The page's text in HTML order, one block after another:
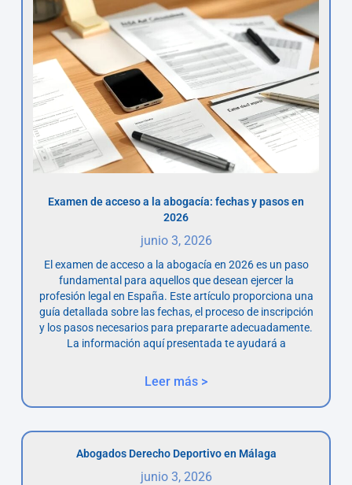
Examen de acceso a la abogacía: fechas y pasos en
2026
junio 3, 2026
El examen de acceso a la abogacía en 2026 es un paso
fundamental para aquellos que desean ejercer la
profesión legal en España. Este artículo proporciona una
guía detallada sobre las fechas, el proceso de inscripción
y los pasos necesarios para prepararte adecuadamente.
La información aquí presentada te ayudará a
Leer más >
Abogados Derecho Deportivo en Málaga
junio 3, 2026